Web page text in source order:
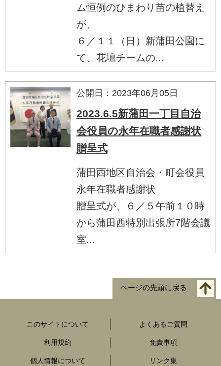
ム恒例のひまわり苗の植替え
が、
６／１１（日）新蒲田公園に
て、花壇チームの...
公開日：2023年06月05日
2023.6.5新蒲田一丁目自治
会役員の永年在職者感謝状
贈呈式
蒲田西地区自治会・町会役員
永年在職者感謝状
贈呈式が、６／５午前１０時
から蒲田西特別出張所7階会議
室...
ページの先頭に戻る
このサイトについて よくあるご質問
利用規約 免責事項
個人情報について リンク集